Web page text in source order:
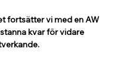
fortsätter vi med en AW
kvar för vidare